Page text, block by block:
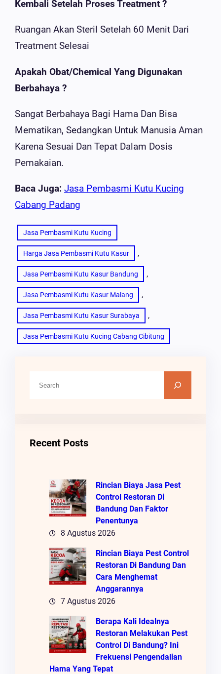
Kembali Setelah Proses Treatment ?
Ruangan Akan Steril Setelah 60 Menit Dari
Treatment Selesai
Apakah Obat/Chemical Yang Digunakan
Berbahaya ?
Sangat Berbahaya Bagi Hama Dan Bisa
Mematikan, Sedangkan Untuk Manusia Aman
Karena Sesuai Dan Tepat Dalam Dosis
Pemakaian.
Baca Juga: Jasa Pembasmi Kutu Kucing
Cabang Padang
Jasa Pembasmi Kutu Kucing
Harga Jasa Pembasmi Kutu Kasur ,
Jasa Pembasmi Kutu Kasur Bandung ,
Jasa Pembasmi Kutu Kasur Malang ,
Jasa Pembasmi Kutu Kasur Surabaya ,
Jasa Pembasmi Kutu Kucing Cabang Cibitung
Recent Posts
Rincian Biaya Jasa Pest
Control Restoran Di
Bandung Dan Faktor
Penentunya
8 Agustus 2026
Rincian Biaya Pest Control
Restoran Di Bandung Dan
Cara Menghemat
Anggarannya
7 Agustus 2026
Berapa Kali Idealnya
Restoran Melakukan Pest
Control Di Bandung? Ini
Frekuensi Pengendalian
Hama Yang Tepat